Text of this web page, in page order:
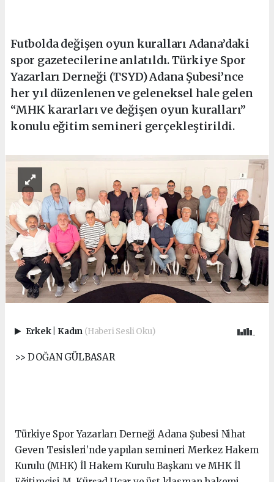
Futbolda değişen oyun kuralları Adana’daki
spor gazetecilerine anlatıldı. Türkiye Spor
Yazarları Derneği (TSYD) Adana Şubesi’nce
her yıl düzenlenen ve geleneksel hale gelen
“MHK kararları ve değişen oyun kuralları”
konulu eğitim semineri gerçekleştirildi.
Erkek Kadın (Haberi Sesli Oku)
>> DOĞAN GÜLBASAR
Türkiye Spor Yazarları Derneği Adana Şubesi Nihat
Geven Tesisleri’nde yapılan semineri Merkez Hakem
Kurulu (MHK) İl Hakem Kurulu Başkanı ve MHK İl